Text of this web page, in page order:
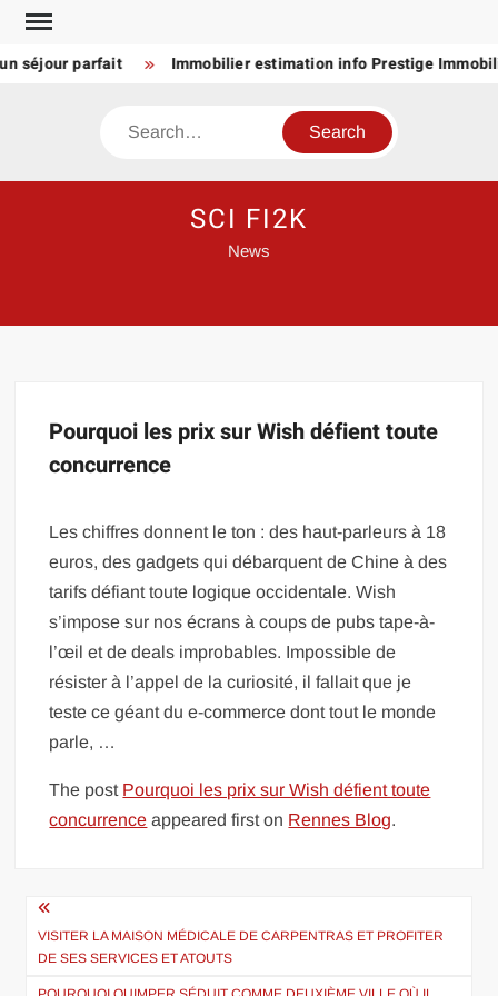
Skip
content
séjour parfait Immobilier estimation info Prestige
Search
SCI FI2K
News
Pourquoi les prix sur Wish défient toute
concurrence
Les chiffres donnent le ton : des haut-parleurs à 18
euros, des gadgets qui débarquent de Chine à des
tarifs défiant toute logique occidentale. Wish
s’impose sur nos écrans à coups de pubs tape-à-
l’œil et de deals improbables. Impossible de
résister à l’appel de la curiosité, il fallait que je
teste ce géant du e-commerce dont tout le monde
parle, …
The post Pourquoi les prix sur Wish défient toute
concurrence appeared first on Rennes Blog.
Navigation
de
l’article
VISITER LA MAISON MÉDICALE DE CARPENTRAS ET PROFITER
DE SES SERVICES ET ATOUTS